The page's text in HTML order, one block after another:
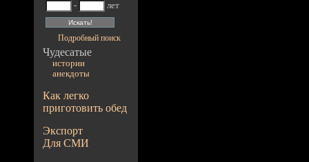
-
лет
Подробный поиск
Чудесатые
истории
анекдоты
Как легко
приготовить обед
Экспорт
Для СМИ